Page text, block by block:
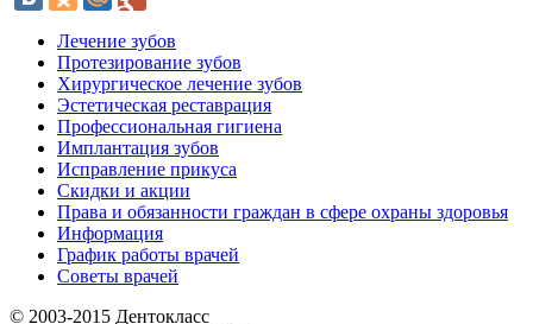
Лечение зубов
Протезирование зубов
Хирургическое лечение зубов
Эстетическая реставрация
Профессиональная гигиена
Имплантация зубов
Исправление прикуса
Скидки и акции
Права и обязанности граждан в сфере охраны здоровья
Информация
График работы врачей
Советы врачей
© 2003-2015 Дентокласс